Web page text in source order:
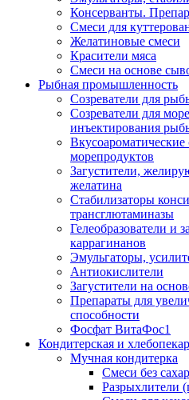
Консерванты.
Смеси для
Желатиновые смеси
Красители мяса
Смеси на основе
Рыбная промышленность
Созреватели для
Созреватели для
инъектирования
морепродуктов
Загустители,
желатина
Стабилизаторы
трансглютаминазы
Гелеобразователи и
каррагинанов
Эмульгаторы,
Антиокислители
Загустители на
Препараты для
способности
Фосфат ВитаФос1
Кондитерская и
Мучная кондитерка
Смеси без
Разрыхлители